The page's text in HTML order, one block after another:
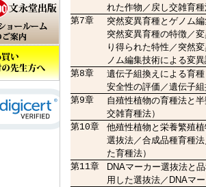
れた作物／戻し交雑育
第7章
突然変異育種とゲノム
突然変異育種の特徴／
り得られた特性／突然
ノム編集技術による変
第8章
遺伝子組換えによる育
安全性の評価／遺伝子
第9章
自殖性植物の育種法と
交雑育種法）
第10章
他殖性植物と栄養繁殖
選抜法／合成品種育種
た育種法）
第11章
DNAマーカー選抜法と
用した選抜法／DNAマ